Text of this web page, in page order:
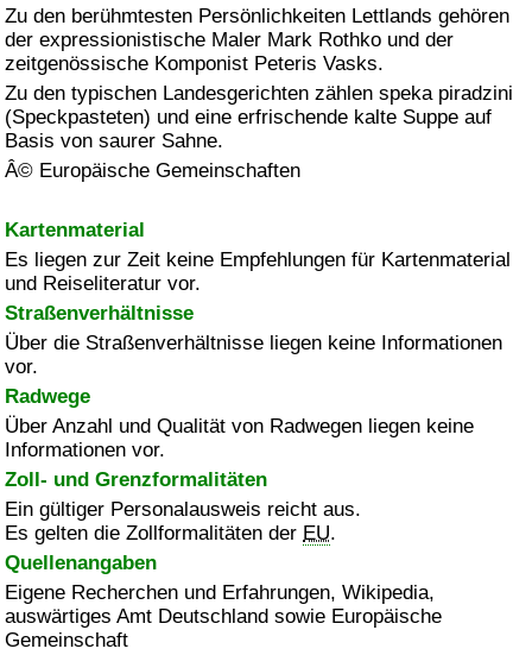
Zu den berühmtesten Persönlichkeiten Lettlands gehören
der expressionistische Maler Mark Rothko und der
zeitgenössische Komponist Peteris Vasks.
Zu den typischen Landesgerichten zählen speka piradzini
(Speckpasteten) und eine erfrischende kalte Suppe auf
Basis von saurer Sahne.
Â© Europäische Gemeinschaften
Kartenmaterial
Es liegen zur Zeit keine Empfehlungen für Kartenmaterial
und Reiseliteratur vor.
Straßenverhältnisse
Über die Straßenverhältnisse liegen keine Informationen
vor.
Radwege
Über Anzahl und Qualität von Radwegen liegen keine
Informationen vor.
Zoll- und Grenzformalitäten
Ein gültiger Personalausweis reicht aus.
Es gelten die Zollformalitäten der EU.
Quellenangaben
Eigene Recherchen und Erfahrungen, Wikipedia,
auswärtiges Amt Deutschland sowie Europäische
Gemeinschaft